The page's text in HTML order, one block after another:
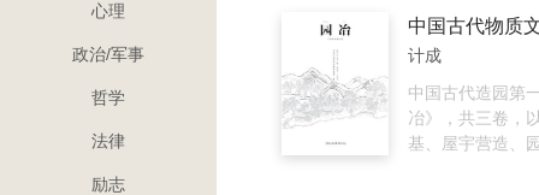
心理
政治/军事
哲学
法律
励志
篇”，循序渐进、
介绍了常见小家
理、各种故障的
修流程和维修技
供广大家电维修
术爱好者阅读、
计成
中国古代造园第
冶》，共三卷，
基、屋宇营造、